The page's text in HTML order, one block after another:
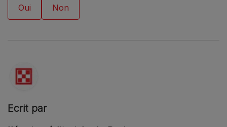
Ecrit par